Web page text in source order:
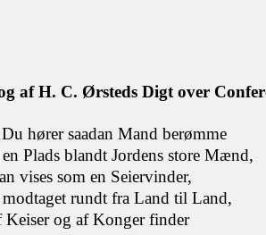
af H. C. Ørsteds Digt over
hører saadan Mand berømme
Plads blandt Jordens store Mænd,
vises som en Seiervinder,
rundt fra Land til Land,
Keiser og af Konger finder